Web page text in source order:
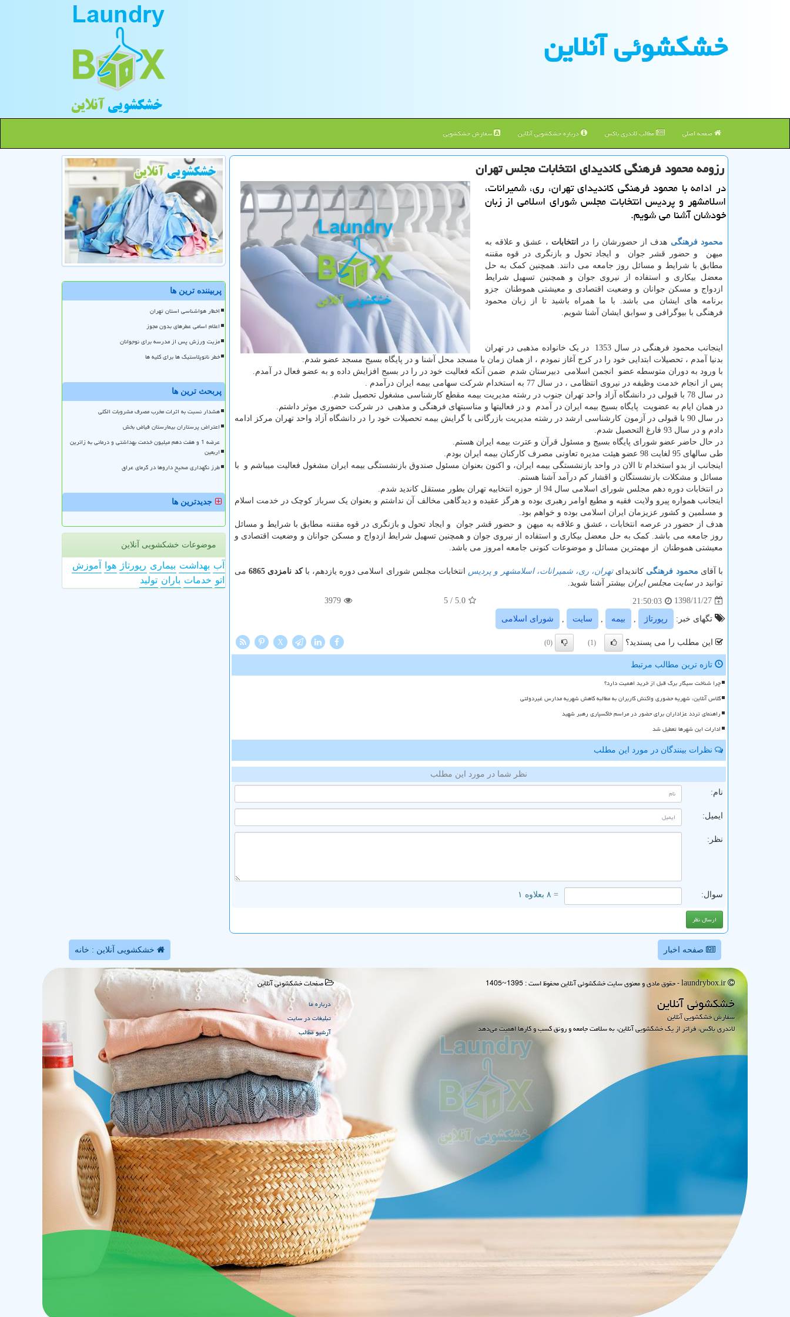
خشكشوئی آنلاین
صفحه اصلی مطالب لاندری باکس درباره خشکشویی آنلاین سفارش خشکشویی
رزومه محمود فرهنگی كاندیدای انتخابات مجلس تهران
در ادامه با محمود فرهنگی كاندیدای تهران، ری، شمیرانات،
اسلامشهر و پردیس انتخابات مجلس شورای اسلامی از زبان
خودشان آشنا می شویم.
محمود فرهنگی هدف از حضورشان را در انتخابات ، عشق و علاقه به
میهن و حضور قشر جوان و ایجاد تحول و بازنگری در قوه مقننه
مطابق با شرایط و مسائل روز جامعه می دانند. همچنین کمک به حل
معضل بیکاری و استفاده از نیروی جوان و همچنین تسهیل شرایط
ازدواج و مسکن جوانان و وضعیت اقتصادی و معیشتی هموطنان جزو
برنامه های ایشان می باشد. با ما همراه باشید تا از زبان محمود
فرهنگی با بیوگرافی و سوابق ایشان آشنا شویم.
اینجانب محمود فرهنگی در سال 1353 در یک خانواده مذهبی در تهران
بدنیا آمدم ، تحصیلات ابتدایی خود را در کرج آغاز نمودم ، از همان زمان با مسجد محل آشنا و در پایگاه بسیج مسجد عضو شدم.
با ورود به دوران متوسطه عضو انجمن اسلامی دبیرستان شدم ضمن آنکه فعالیت خود در را در بسیج افزایش داده و به عضو فعال در آمدم.
پس از انجام خدمت وظیفه در نیروی انتظامی ، در سال 77 به استخدام شرکت سهامی بیمه ایران درآمدم .
در سال 78 با قبولی در دانشگاه آزاد واحد تهران جنوب در رشته مدیریت بیمه مقطع کارشناسی مشغول تحصیل شدم.
در همان ایام به عضویت پایگاه بسیج بیمه ایران در آمدم و در فعالیتها و مناسبتهای فرهنگی و مذهبی در شرکت حضوری موثر داشتم.
در سال 90 با قبولی در آزمون کارشناسی ارشد در رشته مدیریت بازرگانی با گرایش بیمه تحصیلات خود را در دانشگاه آزاد واحد تهران مرکز ادامه
دادم و در سال 93 فارغ التحصیل شدم.
در حال حاضر عضو شورای پایگاه بسیج و مسئول قرآن و عترت بیمه ایران هستم.
طی سالهای 95 لغایت 98 عضو هیئت مدیره تعاونی مصرف کارکنان بیمه ایران بودم.
اینجانب از بدو استخدام تا الان در واحد بازنشستگی بیمه ایران، و اکنون بعنوان مسئول صندوق بازنشستگی بیمه ایران مشغول فعالیت میباشم و با
مسائل و مشکلات بازنشستگان و اقشار کم درآمد آشنا هستم.
در انتخابات دوره دهم مجلس شورای اسلامی سال 94 از حوزه انتخابیه تهران بطور مستقل کاندید شدم.
اینجانب همواره پیرو ولایت فقیه و مطیع اوامر رهبری بوده و هرگز عقیده و دیدگاهی مخالف آن نداشتم و بعنوان یک سرباز کوچک در خدمت اسلام
و مسلمین و کشور عزیزمان ایران اسلامی بوده و خواهم بود.
هدف از حضور در عرصه انتخابات ، عشق و علاقه به میهن و حضور قشر جوان و ایجاد تحول و بازنگری در قوه مقننه مطابق با شرایط و مسائل
روز جامعه می باشد. کمک به حل معضل بیکاری و استفاده از نیروی جوان و همچنین تسهیل شرایط ازدواج و مسکن جوانان و وضعیت اقتصادی و
معیشتی هموطنان از مهمترین مسائل و موضوعات کنونی جامعه امروز می باشد.
با آقای محمود فرهنگی کاندیدایتهران، ری، شمیرانات، اسلامشهر و پردیس انتخابات مجلس شورای اسلامی دوره یازدهم، باکد نامزدی 6865
می
توانید در سایت مجلس ایران بیشتر آشنا شوید.
1398/11/27
21:50:03
5.0
/ 5
3979
تگهای خبر: رپورتاژ بیمه سایت شورای اسلامی
این مطلب را می پسندید؟ (1)
(0)
X
تازه ترین مطالب مرتبط
چرا شناخت سیگار برگ قبل از خرید اهمیت دارد؟
کلاس آنلاین، شهریه حضوری واکنش کاربران به مطالبه کاهش شهریه مدارس غیردولتی
راهنمای تردد عزاداران برای حضور در مراسم خاکسپاری رهبر شهید
ادارات این شهرها تعطیل شد
نظرات بینندگان در مورد این مطلب
نظر شما در مورد این مطلب
نام:
ایمیل:
نظر:
سوال: = ۸ بعلاوه ۱
پربیننده ترین ها
اخطار هواشناسی استان تهران
اعلام اسامی عطرهای بدون مجوز
مزیت ورزش پس از مدرسه برای نوجوانان
خطر نانوپلاستیک ها برای کلیه ها
پربحث ترین ها
هشدار نسبت به اثرات مخرب مصرف مشروبات الکلی
اعتراض پرستاران بیمارستان فیاض بخش
عرضه 1 و هفت دهم میلیون خدمت بهداشتی و درمانی به زائرین
اربعین
طرز نگهداری صحیح داروها در گرمای عراق
جدیدترین ها
موضوعات خشکشویی آنلاین
آب بهداشت بیماری رپورتاژ هوا
آموزش
اتو خدمات باران تولید
صفحه اخبار خشکشویی آنلاین : خانه
laundrybox.ir - حقوق مادی و معنوی سایت خشكشوئی آنلاین محفوظ است : 1395~1405
خشكشوئی آنلاین
سفارش خشکشویی آنلاین
لاندری باکس، فراتر از یک خشکشویی آنلاین، به سلامت جامعه و رونق کسب و کارها اهمیت می‌دهد
صفحات خشكشوئی آنلاین
درباره ما
تبلیغات در سایت
آرشیو مطالب